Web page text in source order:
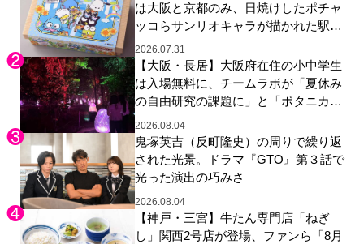
は大阪と京都のみ、日焼けしたポチャ
ッコらサンリオキャラが描かれた駅弁
やグッズが登場
2026.07.31
【大阪・長居】大阪府在住の小中学生
は入場無料に、チームラボが「夏休み
の自由研究の課題に」と「ボタニカル
ガーデン 大阪」へ招待
2026.08.04
鬼塚英吉（反町隆史）の周りで繰り返
された光景。ドラマ『GTO』第３話で
光った演出の巧みさ
2026.08.04
【神戸・三宮】牛たん専門店「ねぎ
し」関西2号店が登場、ファンら「8月